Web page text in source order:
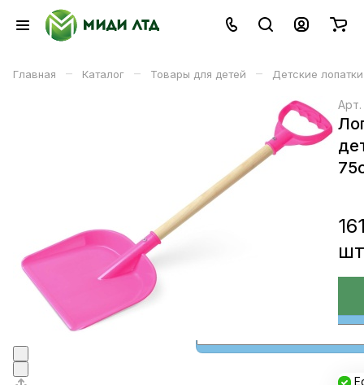
Главная – Каталог – Товары для детей – Детские лопатки
Арт.
шт
В корзине